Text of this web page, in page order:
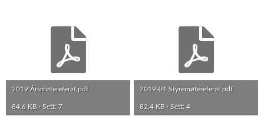
2019 Årsmøtereferat.pdf
84,6 KB · Sett: 7
2019-01 Styremøtereferat.pdf
82,4 KB · Sett: 4